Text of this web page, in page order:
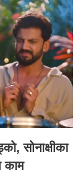
सोनाक्षीका
काम